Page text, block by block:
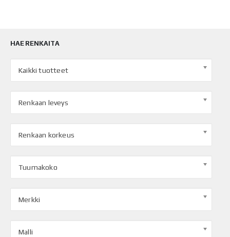
HAE RENKAITA
Kaikki tuotteet
Renkaan leveys
Renkaan korkeus
Tuumakoko
Merkki
Malli